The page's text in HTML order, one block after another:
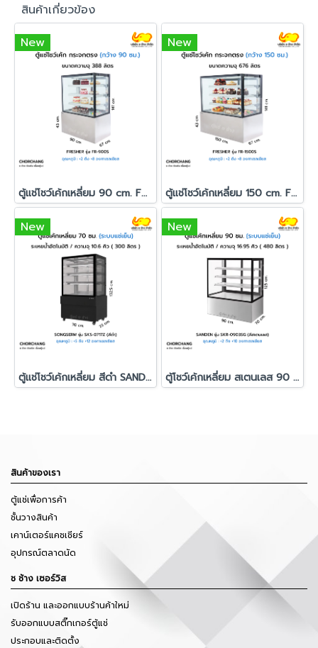
สินค้าเกี่ยวข้อง
New
ตู้แช่โชว์เค้กเหลี่ยม 90 cm. FRESHER รุ่น FR-900S
New
ตู้แช่โชว์เค้กเหลี่ยม 150 cm. FRESHER รุ่น FR-1500S
New
ตู้แช่โชว์เค้กเหลี่ยม สีดำ SANDEN รุ่น SKS-0717Z
New
ตู้โชว์เค้กเหลี่ยม สเตนเลส 90 ซม. SANDEN รุ่น SKR-0903SG
สินค้าของเรา
ตู้แช่เพื่อการค้า
ชั้นวางสินค้า
เคาน์เตอร์แคชเชียร์
อุปกรณ์ตลาดนัด
ช ช้าง เซอร์วิส
เปิดร้าน และออกแบบร้านค้าใหม่
รับออกแบบสติ๊กเกอร์ตู้แช่
ประกอบและติดตั้ง